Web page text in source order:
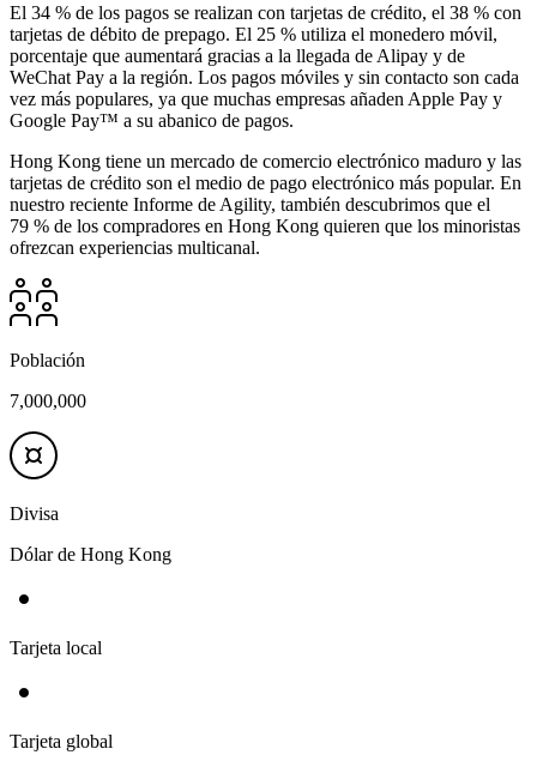
El 34 % de los pagos se realizan con tarjetas de crédito, el 38 % con
tarjetas de débito de prepago. El 25 % utiliza el monedero móvil,
porcentaje que aumentará gracias a la llegada de Alipay y de
WeChat Pay a la región. Los pagos móviles y sin contacto son cada
vez más populares, ya que muchas empresas añaden Apple Pay y
Google Pay™ a su abanico de pagos.
Hong Kong tiene un mercado de comercio electrónico maduro y las
tarjetas de crédito son el medio de pago electrónico más popular. En
nuestro reciente Informe de Agility, también descubrimos que el
79 % de los compradores en Hong Kong quieren que los minoristas
ofrezcan experiencias multicanal.
Población
7,000,000
Divisa
Dólar de Hong Kong
Tarjeta local
Tarjeta global